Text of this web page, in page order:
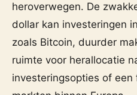
heroverwegen. De
dollar kan investeringen
zoals Bitcoin, duurder
ruimte voor herallocatie
investeringsopties of een